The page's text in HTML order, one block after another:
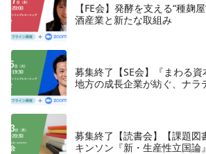
【FE会】発酵を支える“種麹
酒産業と新たな取組み
募集終了【SE会】『まわる
地方の成長企業が紡ぐ、ナラ
募集終了【読書会】【課題図
キンソン『新・生産性立国論